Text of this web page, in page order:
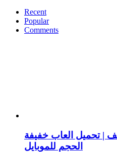
Recent
Popular
Comments
| تحميل العاب خفيفة
الحجم للموبايل